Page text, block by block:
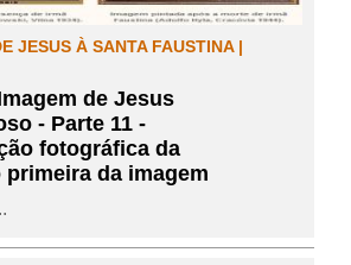
JESUS À SANTA FAUSTINA |
de Jesus
- Parte 11 -
fotográfica da
primeira da imagem